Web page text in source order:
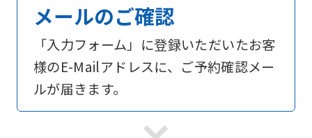
メールのご確認
「入力フォーム」に登録いただいたお客
様のE-Mailアドレスに、ご予約確認メー
ルが届きます。
For